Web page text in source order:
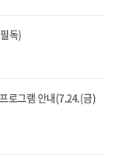
독)
로그램 안내(7.24.(금)